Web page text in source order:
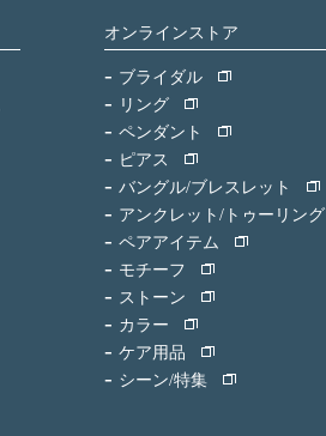
オンラインストア
ブライダル
リング
ペンダント
ピアス
バングル/ブレスレット
アンクレット/トゥーリング
ペアアイテム
モチーフ
ストーン
カラー
ケア用品
シーン/特集